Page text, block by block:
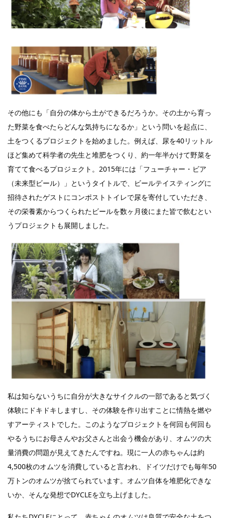
その他にも「自分の体から土ができるだろうか。その土から育っ
た野菜を食べたらどんな気持ちになるか」という問いを起点に、
土をつくるプロジェクトを始めました。例えば、尿を40リットル
ほど集めて科学者の先生と堆肥をつくり、約一年半かけて野菜を
育てて食べるプロジェクト。2015年には「フューチャー・ビア
（未来型ビール）」というタイトルで、ビールテイスティングに
招待されたゲストにコンポストトイレで尿を寄付していただき、
その栄養素からつくられたビールを数ヶ月後にまた皆で飲むとい
うプロジェクトも展開しました。
私は知らないうちに自分が大きなサイクルの一部であると気づく
体験にドキドキしますし、その体験を作り出すことに情熱を燃や
すアーティストでした。このようなプロジェクトを何回も何回も
やるうちにお母さんやお父さんと出会う機会があり、オムツの大
量消費の問題が見えてきたんですね。現に一人の赤ちゃんは約
4,500枚のオムツを消費していると言われ、ドイツだけでも毎年50
万トンのオムツが捨てられています。オムツ自体を堆肥化できな
いか、そんな発想でDYCLEを立ち上げました。